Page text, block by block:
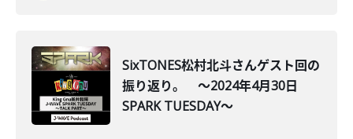
SixTONES松村北斗さんゲスト回の
振り返り。 ～2024年4月30日
SPARK TUESDAY～